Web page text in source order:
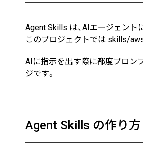
Agent Skills は、AIエージェント
このプロジェクトでは skills/
AIに指示を出す際に都度プロン
ジです。
Agent Skills の作り方